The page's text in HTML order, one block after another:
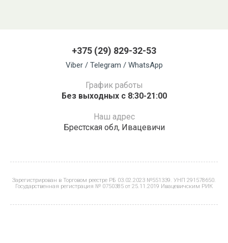
+375 (29) 829-32-53
Viber / Telegram / WhatsApp
График работы
Без выходных с 8:30-21:00
Наш адрес
Брестская обл, Ивацевичи
Зарегистрирован в Торговом реестре РБ 03.02.2023 №551339. УНП 291578650.
Государственная регистрация № 0750385 от 25.11.2019 Ивацевичским РИК